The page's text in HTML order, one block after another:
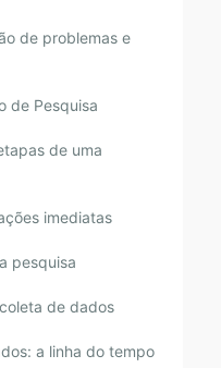
de problemas e
de Pesquisa
de uma
imediatas
pesquisa
de dados
a linha do tempo